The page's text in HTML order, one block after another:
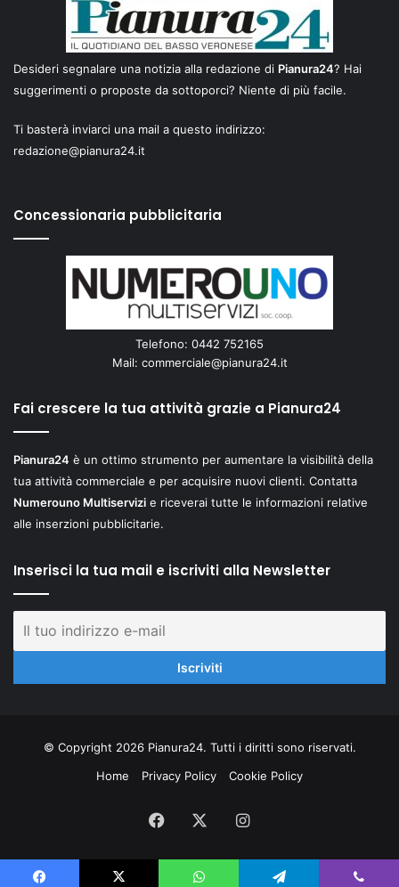
Desideri segnalare una notizia alla redazione di Pianura24? Hai
suggerimenti o proposte da sottoporci? Niente di più facile.
Ti basterà inviarci una mail a questo indirizzo:
redazione@pianura24.it
Concessionaria pubblicitaria
Telefono: 0442 752165
Mail: commerciale@pianura24.it
Fai crescere la tua attività grazie a Pianura24
Pianura24 è un ottimo strumento per aumentare la visibilità della
tua attività commerciale e per acquisire nuovi clienti. Contatta
Numerouno Multiservizi e riceverai tutte le informazioni relative
alle inserzioni pubblicitarie.
Inserisci la tua mail e iscriviti alla Newsletter
© Copyright 2026 Pianura24. Tutti i diritti sono riservati.
Home
Privacy Policy Cookie Policy
Facebook Instagram